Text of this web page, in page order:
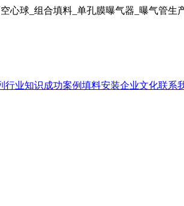
心球_组合填料_单孔膜曝气器_曝气管生
行业知识成功案例填料安装企业文化联系